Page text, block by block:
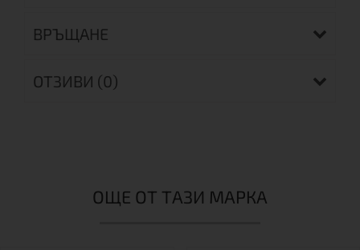
ВРЪЩАНЕ
ОТЗИВИ (0)
ОЩЕ ОТ ТАЗИ МАРКА